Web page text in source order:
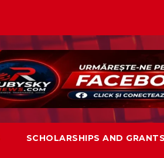
SCHOLARSHIPS AND GRANTS